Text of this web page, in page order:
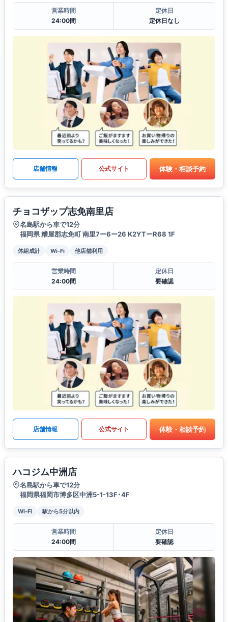
営業時間
24:00間
定休日
定休日なし
店舗情報 公式サイト 体験・相談予約
チョコザップ志免南里店
名島駅から車で12分
福岡県 糟屋郡志免町 南里7ー6ー26 K2YTーR68 1F
体組成計 Wi-Fi 他店舗利用
営業時間
24:00間
定休日
要確認
店舗情報 公式サイト 体験・相談予約
ハコジム中洲店
名島駅から車で12分
福岡県福岡市博多区中洲5-1-13F･4F
Wi-Fi 駅から5分以内
営業時間
24:00間
定休日
要確認